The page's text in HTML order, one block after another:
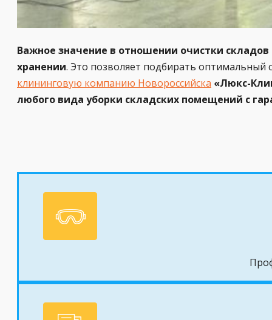
Важное значение в отношении очистки
хранении. Это позволяет подбирать оптимальный
клининговую компанию Новороссийска «Люкс-
любого вида уборки складских помещений с